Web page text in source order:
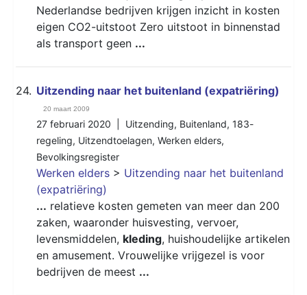
Nederlandse bedrijven krijgen inzicht in kosten
eigen CO2-uitstoot Zero uitstoot in binnenstad
als transport geen ...
24. Uitzending naar het buitenland (expatriëring)
20 maart 2009
27 februari 2020 | Uitzending, Buitenland, 183-
regeling, Uitzendtoelagen, Werken elders,
Bevolkingsregister
Werken elders > Uitzending naar het buitenland
(expatriëring)
... relatieve kosten gemeten van meer dan 200
zaken, waaronder huisvesting, vervoer,
levensmiddelen, kleding, huishoudelijke artikelen
en amusement. Vrouwelijke vrijgezel is voor
bedrijven de meest ...